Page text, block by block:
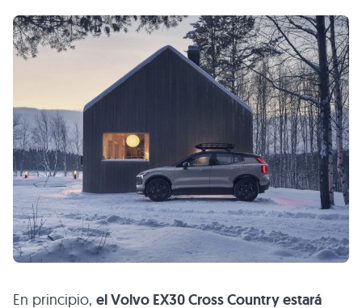
En principio, el Volvo EX30 Cross Country estará